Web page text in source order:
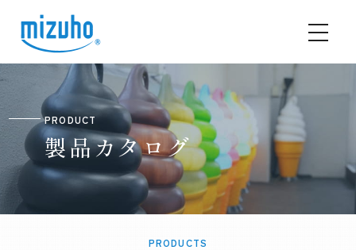
PRODUCT
製品カタログ
PRODUCTS